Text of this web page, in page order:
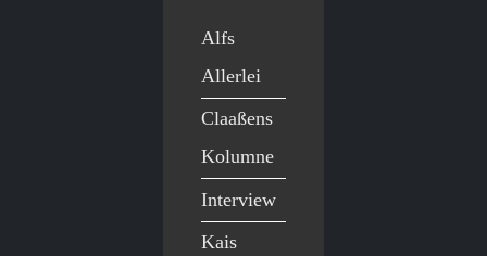
Alfs
Allerlei
Claaßens
Kolumne
Interview
Kais